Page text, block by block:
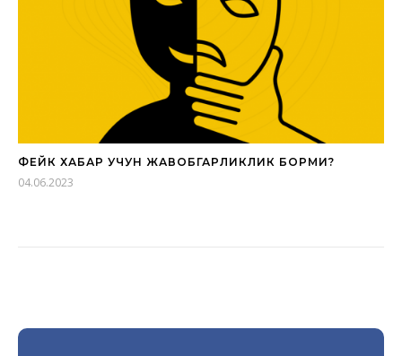
ФЕЙК ХАБАР УЧУН ЖАВОБГАРЛИКЛИК БОРМИ?
04.06.2023